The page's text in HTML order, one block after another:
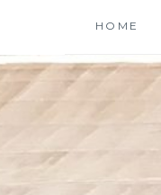
content
HOME